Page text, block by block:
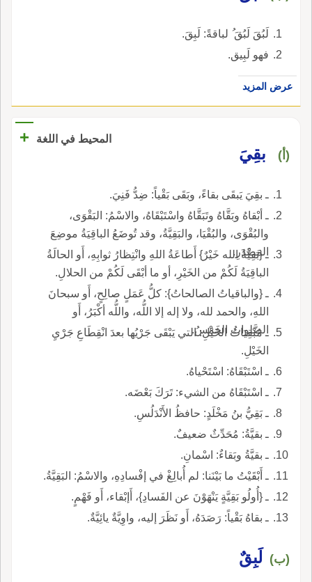
لَبُقَ لَبُقَ ُ لباقةً: لَبِقَ.
فهو لَبِيق.
عرض المزيد
المحيط في اللغة +
(أ) بقِيَ
ـ بقِيَ يَبقَى بقاءً، وبَقَى بَقْياً: ضِدُّ فَنِيَ.
ـ أبْقاهُ وبَقَّاهُ وتَبَقَّاهُ واسْتَبْقَاهُ، والاسْمُ: البَقْوَى،
والبُقْوَى، والبُقْيَا، والبَقِيَّةُ، وقد تُوضَعُ الباقِيَةُ موضِعَ
المَصْدَرِ.
ـ {بَقِيَّةُ الله خَيْرٌ} أَطاعَةُ اللهِ وانْتِظارُ ثوابِهِ، أَو الحالَةُ
الباقِيَةُ لَكُمْ من الخَيْرِ، أو ما أبْقَى لَكُمْ من الحلالِ.
ـ {والباقياتُ الصالحاتُ}: كلُّ عَمَلٍ صالِحٍ، أَو سبحانَ
اللهِ، والحمد لله، ولا إله إلا اللُّه، واللُّه أكْبَرُ، أَو
الصَّلواتُ الخَمْسُ.ـ مُبْقِيَاتُ الخَيْلِ: التي يَبْقَى جَرْيُها بعدَ انْقِطَاعِ جَرْيِ
الخَيْلِ.
ـ اسْتَبْقَاهُ: اسْتَحْياهُ.
ـ اسْتَبْقَاهُ من الشيء: تَرَكَ بَعْضَه.
ـ بَقِيُّ بنُ مَخْلَدٍ: حافظُ الأَنْدَلُسِ.
ـ بقيَّةُ: مُحَدِّثٌ ضعيفٌ.
ـ بقيَّةُ وبَقاءٌ: اسْمانِ.
ـ أَبْقَيْتُ ما بَيْنَنا: لم أُبالِغْ في إفْسادِهِ، والاسْمُ: البَقِيَّةُ.
ـ {أُولُو بَقِيَّةٍ يَنْهَوْنَ عن الفَسادِ}، أَإبْقاء، أَو فَهْمٍ.
ـ بقاهُ بَقْياً: رَصَدَهُ، أَو نَظَرَ إليه، واوِيَّةٌ يائِيَّةٌ.
(ب) لَبِقٌ